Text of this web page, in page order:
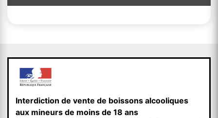
Interdiction de vente de boissons alcooliques
aux mineurs de moins de 18 ans